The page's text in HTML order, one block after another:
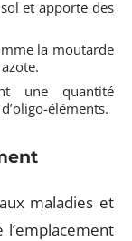
et apporte des
la moutarde
une quantité
éléments.
maladies et